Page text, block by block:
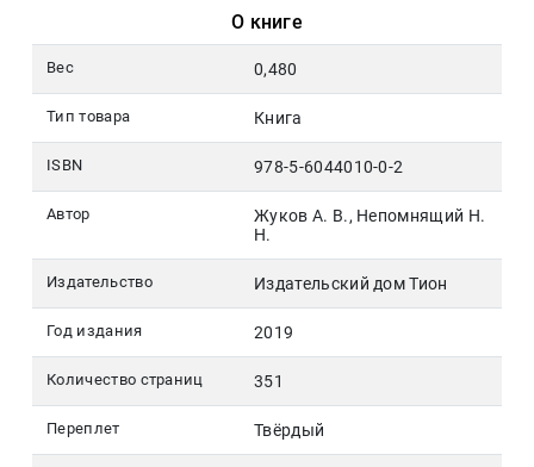
О книге
Вес 0,480
Тип товара Книга
ISBN 978-5-6044010-0-2
Автор
Жуков А. В., Непомнящий Н.
Н.
Издательство Издательский дом Тион
Год издания 2019
Количество страниц 351
Переплет Твёрдый